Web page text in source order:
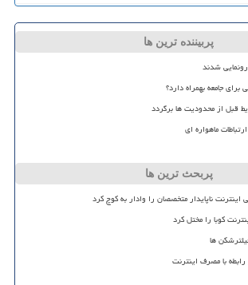
پربیننده ترین ها
شدند
برای جامعه بهمراه دارد؟
قبل از محدودیت ها برگردد
ماهواره ای
پربحث ترین ها
ناپایدار متخصصان را وادار به کوچ کرد
کوبا را مختل کرد
ها
با مصرف اینترنت